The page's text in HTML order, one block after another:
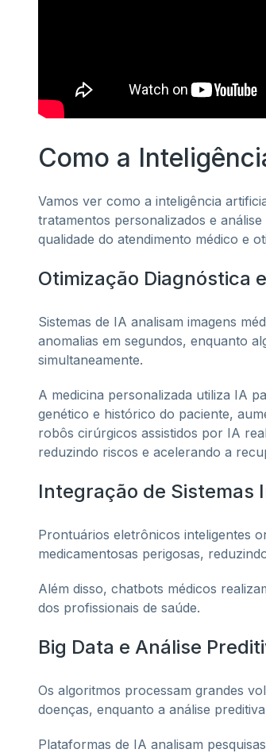
Como a
Vamos ver como a inteligência
tratamentos personalizados e
qualidade do atendimento médico e
Otimização Diagnóstica
Sistemas de IA analisam imagens
anomalias em segundos, enquanto
simultaneamente.
A medicina personalizada utiliza IA
genético e histórico do paciente,
robôs cirúrgicos assistidos por IA
reduzindo riscos e acelerando a
Integração de Sistemas
Prontuários eletrônicos inteligentes
medicamentosas perigosas,
Além disso, chatbots médicos
dos profissionais de saúde.
Big Data e Análise
Os algoritmos processam grandes
doenças, enquanto a análise
Plataformas de IA analisam